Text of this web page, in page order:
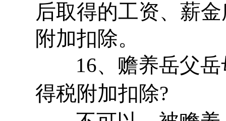
后取得的工资、薪
附加扣除。
16、赡养岳父岳
得税附加扣除?